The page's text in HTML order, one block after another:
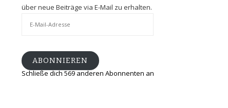
über neue Beiträge via E-Mail zu erhalten.
ABONNIEREN
Schließe dich 569 anderen Abonnenten an